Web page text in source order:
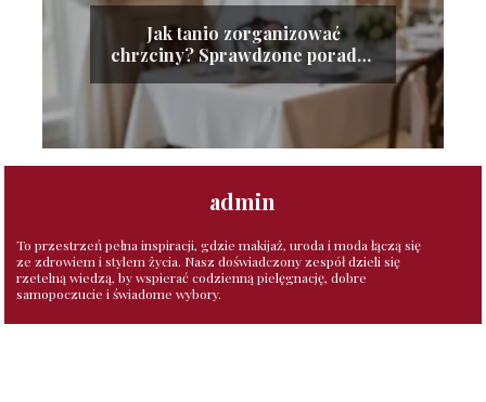
Jak tanio zorganizować
chrzciny? Sprawdzone porady i
wskazówki
admin
To przestrzeń pełna inspiracji, gdzie makijaż, uroda i moda łączą się
ze zdrowiem i stylem życia. Nasz doświadczony zespół dzieli się
rzetelną wiedzą, by wspierać codzienną pielęgnację, dobre
samopoczucie i świadome wybory.